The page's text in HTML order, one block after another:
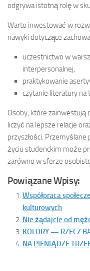
odgrywa istotną rolę w
Warto inwestować w
nawyki dotyczące
uczestnictwo w
interpersonalnej,
praktykowanie
czytanie literatury na
Osoby, które zainwestują
liczyć na lepsze relacje
przyszłości.
życiu studenckim może
zarówno w sferze
Powiązane Wpisy:
Współpraca
kulturowych
Nie żądajcie od
KOLORY — RZECZ
NA PIENIĄDZE